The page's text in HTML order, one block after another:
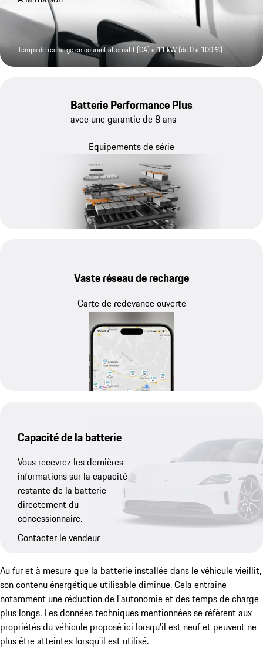
Temps de recharge en courant alternatif (CA) à 11 kW (de 0 à 100 %)
Batterie Performance Plus
avec une garantie de 8 ans
Equipements de série
Vaste réseau de recharge
Carte de redevance ouverte
Capacité de la batterie
Vous recevrez les dernières
informations sur la capacité
restante de la batterie
directement du
concessionnaire.
Contacter le vendeur
Au fur et à mesure que la batterie installée dans le véhicule vieillit,
son contenu énergétique utilisable diminue. Cela entraîne
notamment une réduction de l'autonomie et des temps de charge
plus longs. Les données techniques mentionnées se réfèrent aux
propriétés du véhicule proposé ici lorsqu'il est neuf et peuvent ne
plus être atteintes lorsqu'il est utilisé.